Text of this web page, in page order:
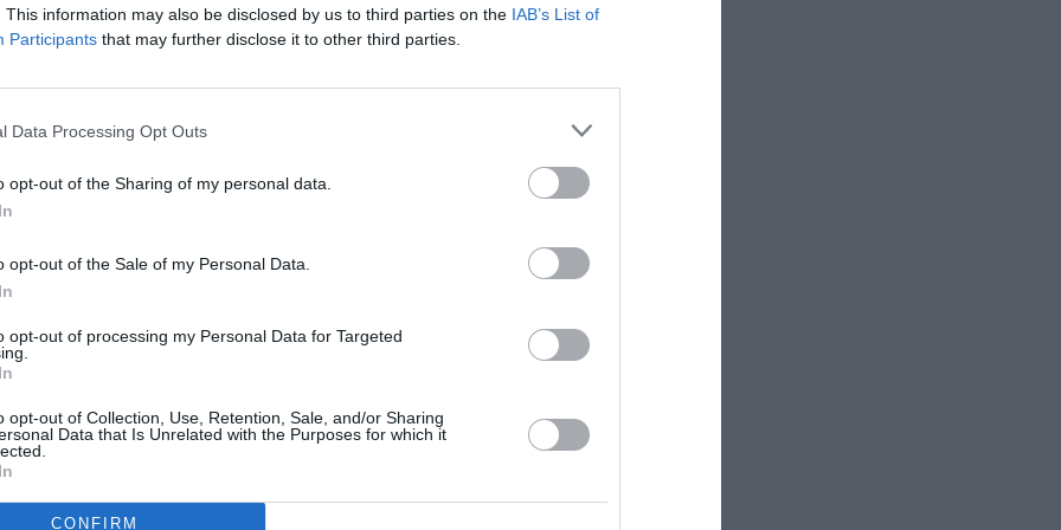
This information may also be disclosed by us to third parties on the IAB’s List of
Participants that may further disclose it to other third parties.
Data Processing Opt Outs
opt-out of the Sharing of my personal data.
opt-out of the Sale of my Personal Data.
opt-out of processing my Personal Data for Targeted
opt-out of Collection, Use, Retention, Sale, and/or Sharing
Data that Is Unrelated with the Purposes for which it
CONFIRM
Θεοδωράκης με τους Βασίλη Λέκκα, Γιώτα Νέγκα
Κοινοί Θνητοί, ενώ θα ακολουθήσει γλέντι
ερασιτεχνικά και μαθητικά συγκροτήματα της
μεγάλη αντιφασιστική νίκη των λαών, βιβλιοπωλείο
μικρούς φίλους του Περιοδικού “Κόκκινο Αερόστατο”.
συνάντηση στο Μαθητικό τους Στέκι, που θα
δημιουργίας, αποτελώντας το ραντεβού
μετά το τελευταίο κουδούνι της σχολικής χρονιάς.
του έργου του και την εγγραφή στα τμήματα